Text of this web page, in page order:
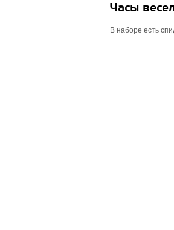
Часы
В наборе есть